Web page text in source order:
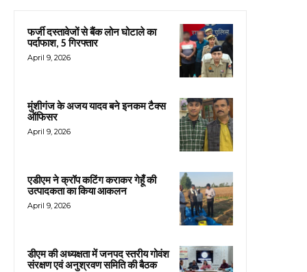
फर्जी दस्तावेजों से बैंक लोन घोटाले का
पर्दाफाश, 5 गिरफ्तार
April 9, 2026
मुंशीगंज के अजय यादव बने इनकम टैक्स
ऑफिसर
April 9, 2026
एडीएम ने क्रॉप कटिंग कराकर गेहूँ की
उत्पादकता का किया आकलन
April 9, 2026
डीएम की अध्यक्षता में जनपद स्तरीय गोवंश
संरक्षण एवं अनुश्रवण समिति की बैठक